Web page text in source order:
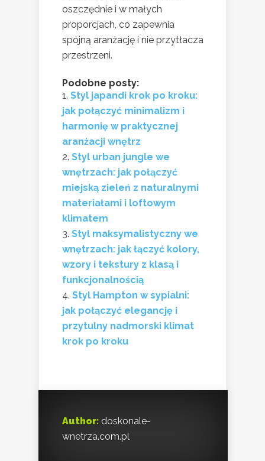
oszczędnie i w małych
proporcjach, co zapewnia
spójną aranżację i nie przytłacza
przestrzeni.
Podobne posty:
Styl japandi krok po kroku:
jak połączyć minimalizm i
harmonię w praktycznej
aranżacji wnętrz
Styl urban jungle we
wnętrzach: jak połączyć
miejską zieleń z naturalnymi
materiałami i loftowym
klimatem
Styl maksymalistyczny we
wnętrzach: jak łączyć kolory,
wzory i tekstury z klasą i
funkcjonalnością
Styl Hampton w sypialni:
jak połączyć elegancję i
przytulny nadmorski klimat
krok po kroku
Author: doskonale-
wnetrza.com.pl